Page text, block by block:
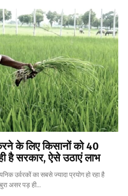
के लिए किसानों को 40
है सरकार, ऐसे उठाएं लाभ
उर्वरकों का सबसे ज्यादा प्रयोग हो रहा है
असर पड़ ही...